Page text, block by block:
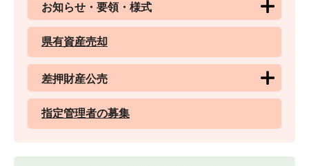
お知らせ・要領・様式
県有資産売却
差押財産公売
指定管理者の募集